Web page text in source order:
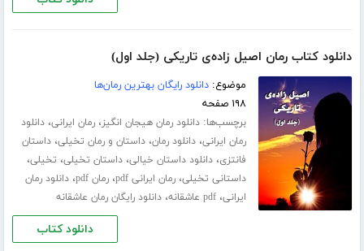
دانلود کتاب رمان اصیل زاده‌ی تاریکی (جلد اول)
موضوع:دانلود رایگان بهترین رمان‌ها
۱۹۸ صفحه
برچسب‌ها:دانلود رمان هیجان انگیز،رمان ایرانی،دانلود
رمان ایرانی،دانلود رمان،داستان و رمان تخیلی،داستان
فانتزی،دانلود داستان خیالی،داستان تخیلی، تخیلی،
داستانی تخیلی،رمان ایرانی pdf ،رمان pdf ،دانلود رمان
ایرانی،pdf عاشقانه ،دانلود رایگان رمان عاشقانه
دانلود کتاب